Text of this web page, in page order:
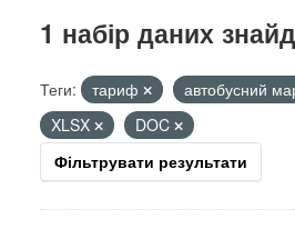
1 набір даних
Теги: тариф автобусний
XLSX
DOC
Фільтрувати результати